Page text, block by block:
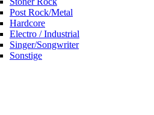
Post Rock/Metal
Hardcore
Electro / Industrial
Singer/Songwriter
Sonstige